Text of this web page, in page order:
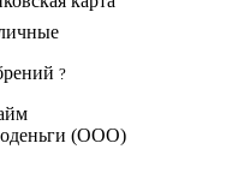
?
(ООО)